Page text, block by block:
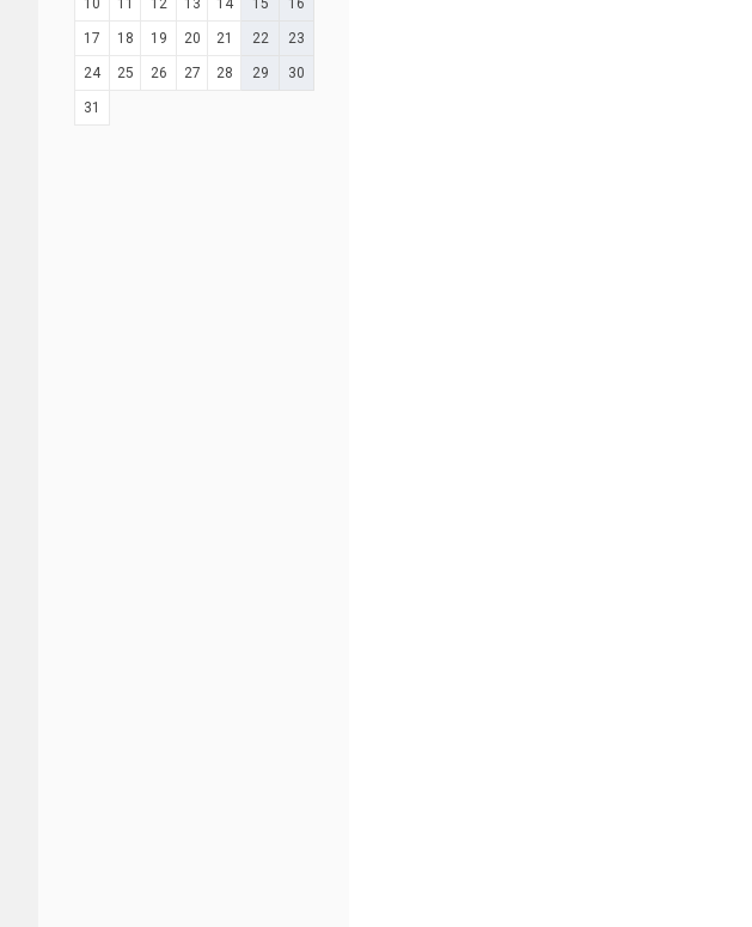
10 11 12 13 14 15 16
17 18 19 20 21 22 23
24 25 26 27 28 29 30
31